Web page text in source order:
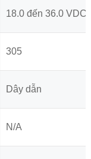
18.0 đến 36.0 VDC
305
Dây dẫn
N/A